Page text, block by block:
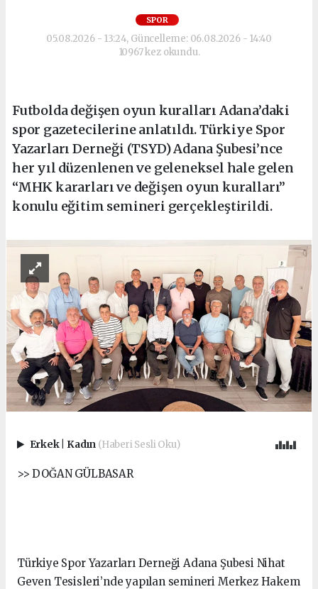
SPOR
05.08.2026 - 13:24, Güncelleme: 06.08.2026 - 14:40
10967 kez okundu.
Futbolda değişen oyun kuralları Adana’daki
spor gazetecilerine anlatıldı. Türkiye Spor
Yazarları Derneği (TSYD) Adana Şubesi’nce
her yıl düzenlenen ve geleneksel hale gelen
“MHK kararları ve değişen oyun kuralları”
konulu eğitim semineri gerçekleştirildi.
Erkek Kadın (Haberi Sesli Oku)
>> DOĞAN GÜLBASAR
Türkiye Spor Yazarları Derneği Adana Şubesi Nihat
Geven Tesisleri’nde yapılan semineri Merkez Hakem